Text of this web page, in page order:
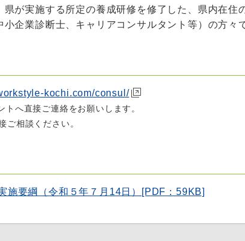
県が実施する所定の養成研修を修了した、県内在住
企業診断士、キャリアコンサルタント等）の方々
kochi.com/consul/
へ直接ご連絡をお願いします。
ご相談ください。
施要綱（令和５年７月14日）[PDF：59KB]